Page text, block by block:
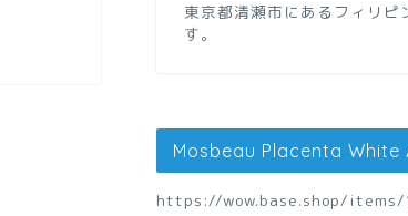
東京都清瀬市にあるフィリピ
す。
Mosbeau Placenta White
https://wow.base.shop/items/